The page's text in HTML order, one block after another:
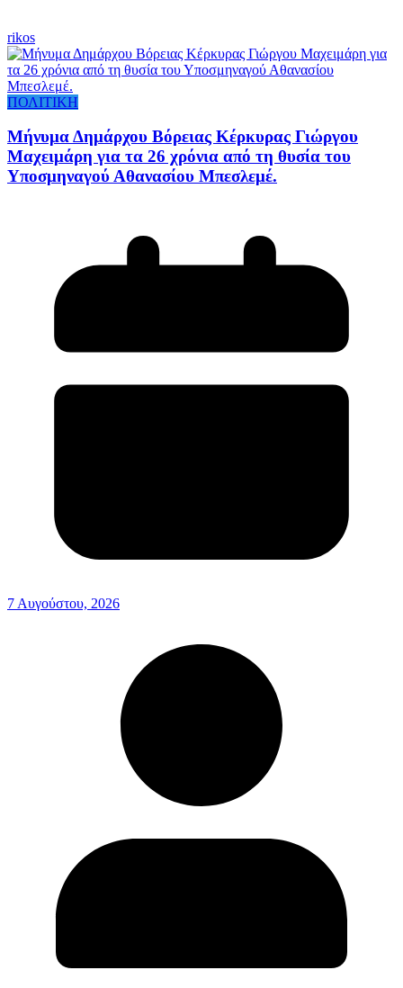
rikos
ΠΟΛΙΤΙΚΗ
Μήνυμα Δημάρχου Βόρειας Κέρκυρας Γιώργου
Μαχειμάρη για τα 26 χρόνια από τη θυσία του
Υποσμηναγού Αθανασίου Μπεσλεμέ.
7 Αυγούστου, 2026